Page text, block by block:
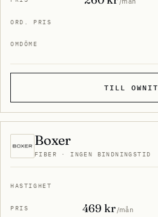
TILL OWNIT
Boxer
FIBER · INGEN BINDNINGSTID
469 kr/mån